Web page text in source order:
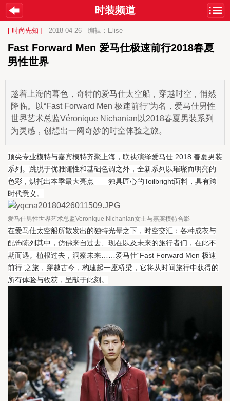
时装频道
[ 时尚先知 ] 2018-04-26 编辑：Elise
Fast Forward Men 爱马仕极速前行2018春夏
男性世界
趁着上海的暮色，奇特的爱马仕太空船，穿越时空，悄然
降临。以“Fast Forward Men 极速前行”为名，爱马仕男性
世界艺术总监Véronique Nichanian以2018春夏男装系列
为灵感，创想出一阕奇妙的时空体验之旅。
顶尖专业模特与嘉宾模特齐聚上海，联袂演绎爱马仕 2018 春夏男装
系列。跳脱于优雅随性和基础色调之外，全新系列以璀璨而明亮的
色彩，烘托出本季最大亮点——独具匠心的Toilbright面料，具有跨
时代意义。
爱马仕男性世界艺术总监Veronique Nichanian女士与嘉宾模特合影
在爱马仕太空船所散发出的独特光晕之下，时空交汇：各种成衣与
配饰陈列其中，仿佛来自过去、现在以及未来的旅行者们，在此不
期而遇。 植根过去，洞察未来……爱马仕“Fast Forward Men 极速
前行”之旅，穿越古今，构建起一座桥梁，它将从时间旅行中获得的
所有体验与收获，呈献于此刻。